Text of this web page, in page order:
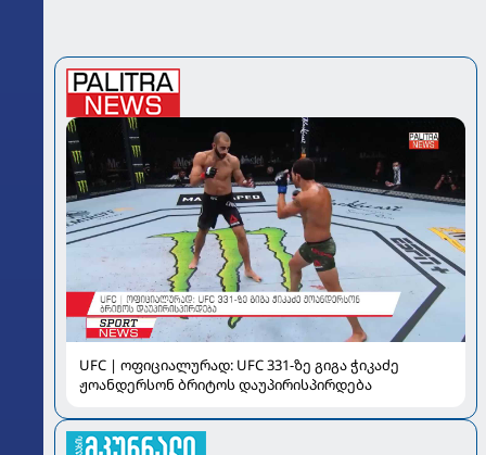
UFC | ოფიციალურად: UFC 331-ზე გიგა ჭიკაძე
ჟოანდერსონ ბრიტოს დაუპირისპირდება